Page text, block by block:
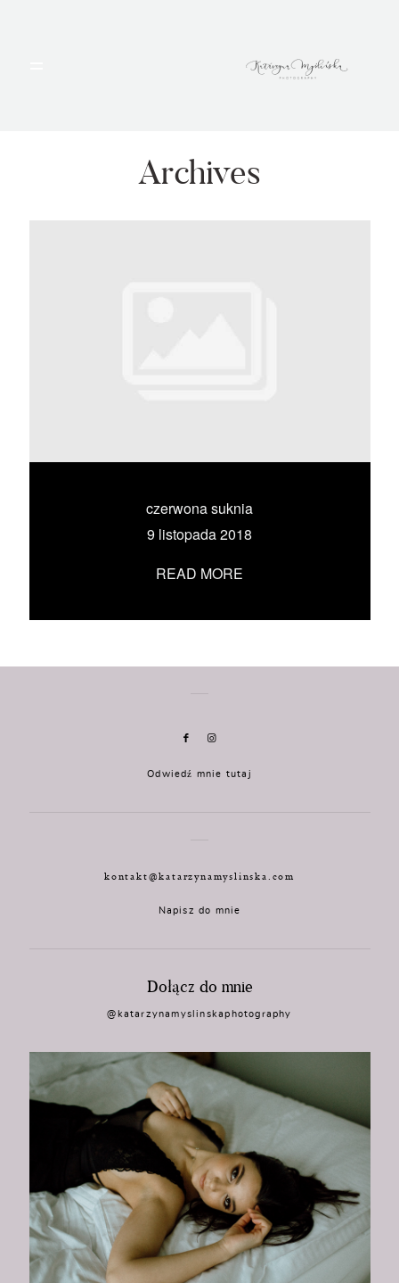
Archives
czerwona suknia
9 listopada 2018
READ MORE
PORTFOLIO
UMÓW SIĘ ZE MNĄ →
Odwiedź mnie tutaj
kontakt@katarzynamyslinska.com
Napisz do mnie
Dołącz do mnie
@katarzynamyslinskaphotography